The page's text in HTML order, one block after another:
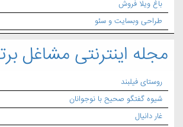
باغ ویلا فروش
طراحی وبسایت و سئو
مجله اینترنتی مشاغل
روستای فیلبند
شیوه گفتگو صحیح با نوجوانان
غار دانیال